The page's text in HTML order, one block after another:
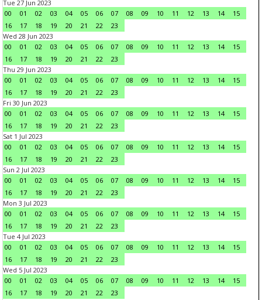
Tue 27 Jun 2023
00
01 02 03 04 05 06 07 08 09 10 11 12 13 14
15
16
17 18 19 20 21 22
23
Wed 28 Jun 2023
00
01 02 03 04 05 06 07 08 09 10 11 12 13 14
15
16
17 18 19 20 21 22
23
Thu 29 Jun 2023
00
01 02 03 04 05 06 07 08 09 10 11 12 13 14
15
16
17 18 19 20 21 22
23
Fri 30 Jun 2023
00
01 02 03 04 05 06 07 08 09 10 11 12 13 14
15
16
17 18 19 20 21 22
23
Sat 1 Jul 2023
00
01 02 03 04 05 06 07 08 09 10 11 12 13 14
15
16
17 18 19 20 21 22
23
Sun 2 Jul 2023
00
01 02 03 04 05 06 07 08 09 10 11 12 13 14
15
16
17 18 19 20 21 22
23
Mon 3 Jul 2023
00
01 02 03 04 05 06 07 08 09 10 11 12 13 14
15
16
17 18 19 20 21 22
23
Tue 4 Jul 2023
00
01 02 03 04 05 06 07 08 09 10 11 12 13 14
15
16
17 18 19 20 21 22
23
Wed 5 Jul 2023
00
01 02 03 04 05 06 07 08 09 10 11 12 13 14
15
16
17 18 19 20 21 22
23